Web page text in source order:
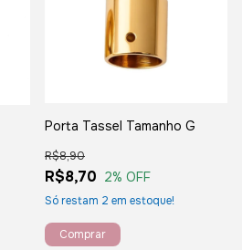
Porta Tassel Tamanho G
R$8,70
R$8,90
2% OFF
Só restam 2 em estoque!